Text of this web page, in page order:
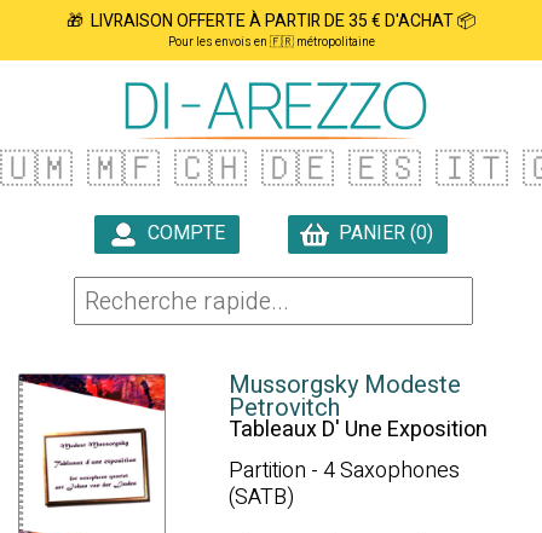
🎁 LIVRAISON OFFERTE À PARTIR DE 35 € D'ACHAT 📦
Pour les envois en 🇫🇷 métropolitaine
🇺🇲 🇲🇫 🇨🇭 🇩🇪 🇪🇸 🇮🇹
COMPTE
PANIER (0)
Mussorgsky Modeste
Petrovitch
Tableaux D' Une Exposition
Partition - 4 Saxophones
(SATB)